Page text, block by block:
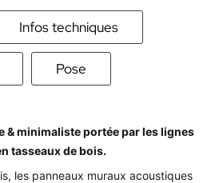
Infos techniques
Pose
& minimaliste portée par les lignes
tasseaux de bois.
les panneaux muraux acoustiques